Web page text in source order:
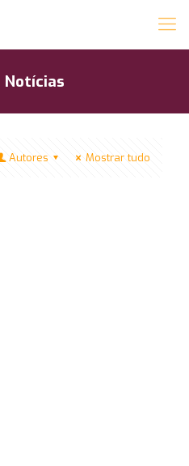
Notícias
Autores Mostrar tudo